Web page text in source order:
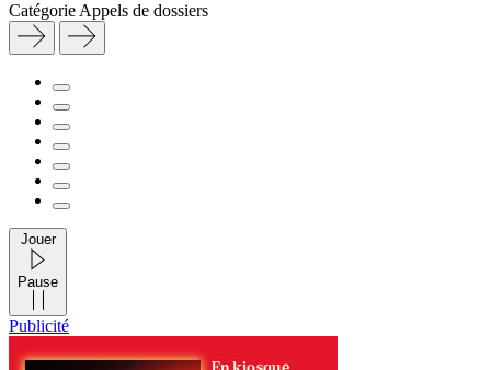
Catégorie Appels de dossiers
Jouer
Pause
Publicité